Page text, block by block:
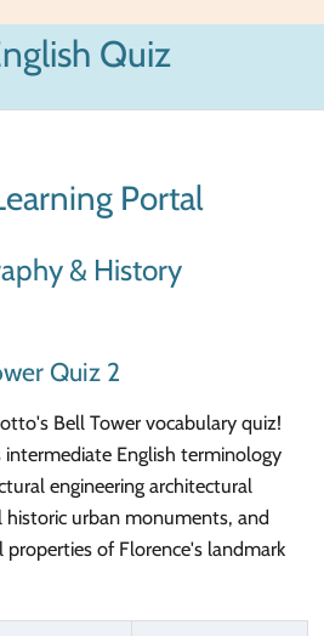
Quiz
Portal
& History
Quiz 2
Bell Tower vocabulary quiz!
intermediate English terminology
engineering architectural
historic urban monuments, and
properties of Florence's landmark